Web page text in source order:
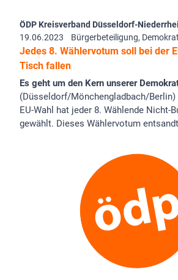
ÖDP Kreisverband Düsseldorf-
19.06.2023
Bürgerbeteiligung,
Jedes 8. Wählervotum soll bei der
Tisch fallen
Es geht um den Kern unserer
(Düsseldorf/Mönchengladbach/Berlin)
EU-Wahl hat jeder 8. Wählende Nicht-
gewählt. Dieses Wählervotum